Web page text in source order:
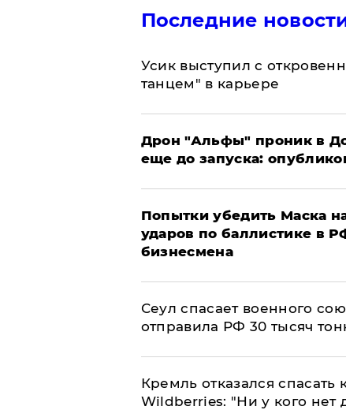
Последние
Усик выступил с
танцем" в карьере
Дрон "Альфы" проник в
еще до запуска:
Попытки убедить Маска
ударов по баллистике в
бизнесмена
​Сеул спасает военного
отправила РФ 30 тысяч
Кремль отказался
Wildberries: "Ни у кого нет